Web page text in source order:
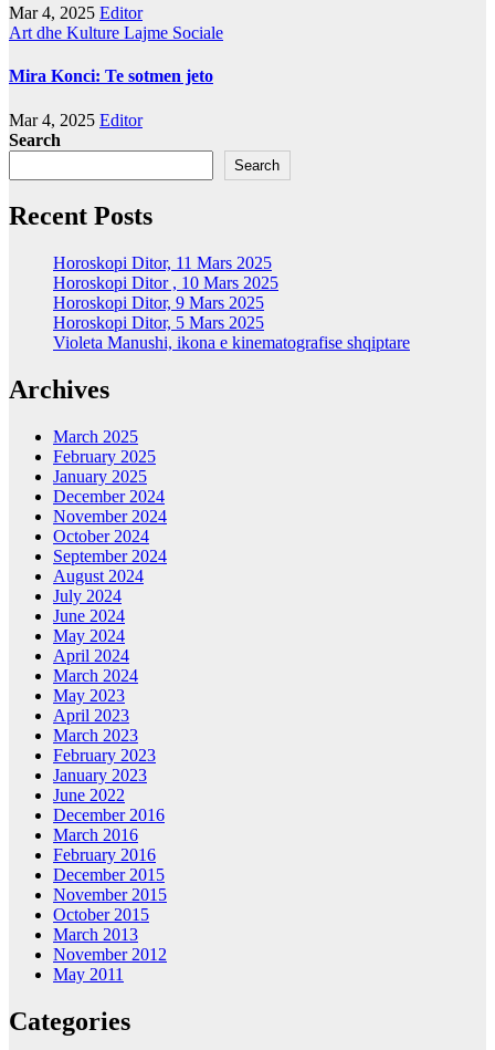
Mar 4, 2025 Editor
Art dhe Kulture Lajme Sociale
Mira Konci: Te sotmen jeto
Mar 4, 2025 Editor
Search
Search
Recent Posts
Horoskopi Ditor, 11 Mars 2025
Horoskopi Ditor , 10 Mars 2025
Horoskopi Ditor, 9 Mars 2025
Horoskopi Ditor, 5 Mars 2025
Violeta Manushi, ikona e kinematografise shqiptare
Archives
March 2025
February 2025
January 2025
December 2024
November 2024
October 2024
September 2024
August 2024
July 2024
June 2024
May 2024
April 2024
March 2024
May 2023
April 2023
March 2023
February 2023
January 2023
June 2022
December 2016
March 2016
February 2016
December 2015
November 2015
October 2015
March 2013
November 2012
May 2011
Categories